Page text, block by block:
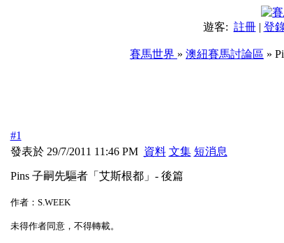
遊客: 註冊| 登
賽馬世界 » 澳紐賽馬討論區 »
#1
發表於 29/7/2011 11:46 PM 資料 文集 短消息
Pins 子嗣先驅者「艾斯根都」- 後篇
作者：S.WEEK
未得作者同意，不得轉載。